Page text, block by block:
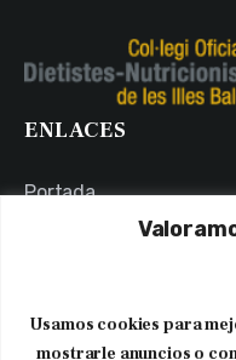
Usamos cookies para
mostrarle anuncios o
ENLACES
Portada
Portal de Transparencia
Usuarios
NEWSLETTER